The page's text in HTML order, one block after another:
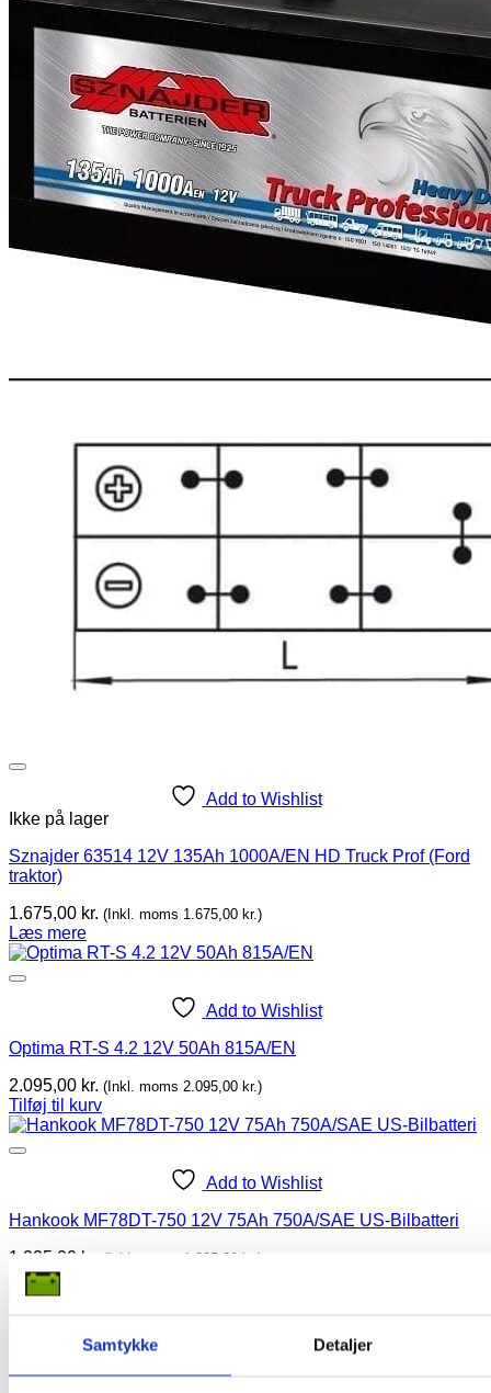
Samtykke Detaljer
Add to Wishlist
Ikke på lager
Sznajder 63514 12V 135Ah 1000A/EN HD Truck Prof (Ford
traktor)
1.675,00 kr. (Inkl. moms 1.675,00 kr.)
Læs mere
Add to Wishlist
Optima RT-S 4.2 12V 50Ah 815A/EN
2.095,00 kr. (Inkl. moms 2.095,00 kr.)
Tilføj til kurv
Add to Wishlist
Hankook MF78DT-750 12V 75Ah 750A/SAE US-Bilbatteri
1.225,00 kr. (Inkl. moms 1.225,00 kr. )
Tilføj til kurv
Add to Wishlist